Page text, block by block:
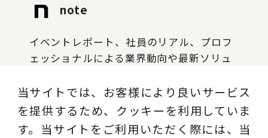
note
イベントレポート、社員のリアル、プロフ
ェッショナルによる業界動向や最新ソリュ
記事を読む
当サイトでは、お客様により良いサービス
を提供するため、クッキーを利用していま
す。当サイトをご利用いただく際には、当